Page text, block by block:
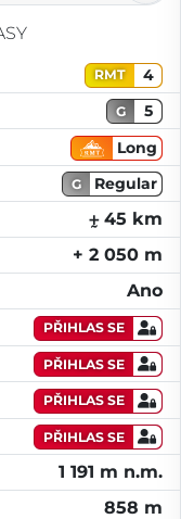
RMT
4
G
5
Long
G
Regular
⨦ 45 km
+ 2 050 m
Ano
PŘIHLAS SE
PŘIHLAS SE
PŘIHLAS SE
PŘIHLAS SE
1 191 m n.m.
858 m